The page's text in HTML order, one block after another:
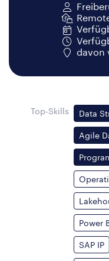
davon
Top-Skills Data
Agile
Power
SAP IP